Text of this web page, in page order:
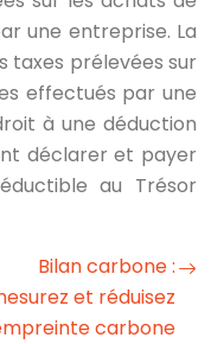
une entreprise. La
taxes prélevées sur
effectués par une
à une déduction
déclarer et payer
au Trésor
Bilan carbone :
et réduisez
carbone